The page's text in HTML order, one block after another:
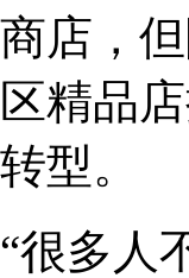
商店，
区精品
转型。
“很多人